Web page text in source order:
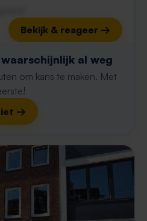
Bekijk & reageer →
al weg
om kans te maken. Met
→